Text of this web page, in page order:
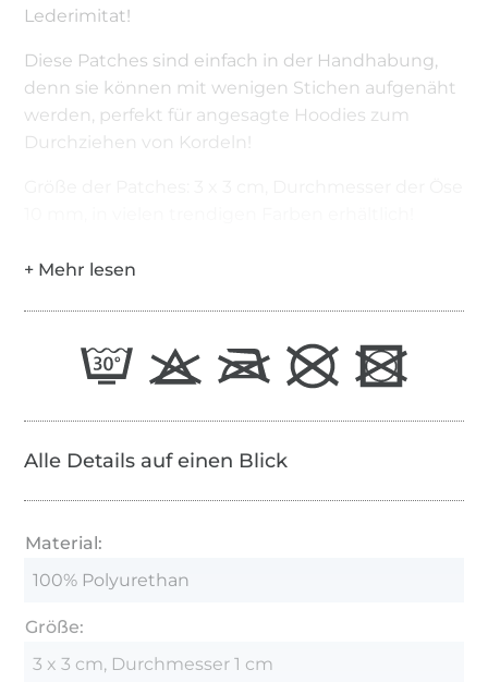
Lederimitat!
Diese Patches sind einfach in der Handhabung,
denn sie können mit wenigen Stichen aufgenäht
werden, perfekt für angesagte Hoodies zum
Durchziehen von Kordeln!
Alle Details auf einen Blick
Material:
100% Polyurethan
Größe:
3 x 3 cm, Durchmesser 1 cm